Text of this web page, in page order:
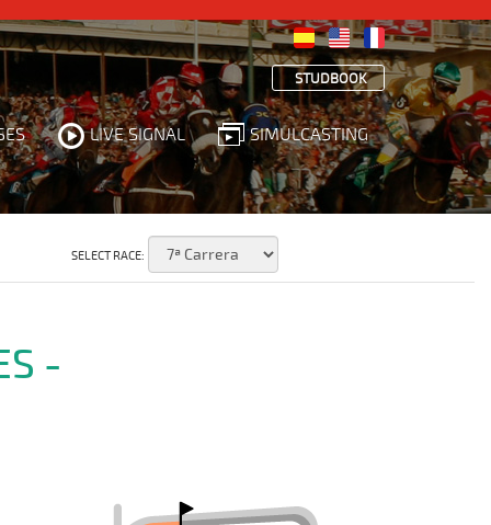
STUDBOOK
LIVE SIGNAL SIMULCASTING
SELECT RACE:
-